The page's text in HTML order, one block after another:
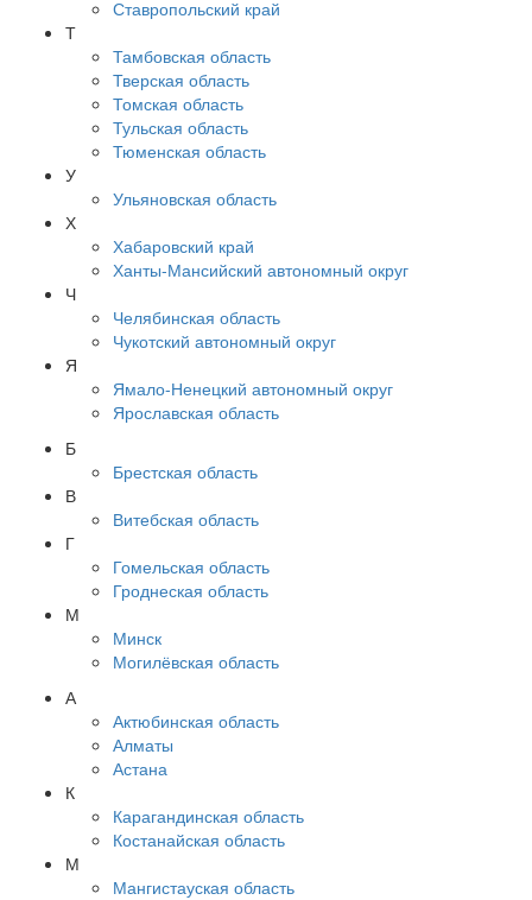
Ставропольский край
Т
Тамбовская область
Тверская область
Томская область
Тульская область
Тюменская область
У
Ульяновская область
Х
Хабаровский край
Ханты-Мансийский автономный округ
Ч
Челябинская область
Чукотский автономный округ
Я
Ямало-Ненецкий автономный округ
Ярославская область
Б
Брестская область
В
Витебская область
Г
Гомельская область
Гроднеская область
М
Минск
Могилёвская область
А
Актюбинская область
Алматы
Астана
К
Карагандинская область
Костанайская область
М
Мангистауская область